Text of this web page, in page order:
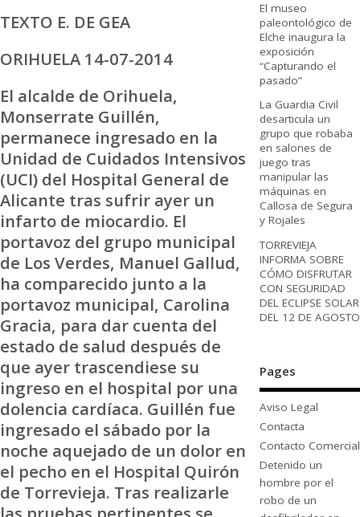
TEXTO E. DE GEA
ORIHUELA 14-07-2014
El alcalde de Orihuela,
Monserrate Guillén,
permanece ingresado en la
Unidad de Cuidados Intensivos
(UCI) del Hospital General de
Alicante tras sufrir ayer un
infarto de miocardio. El
portavoz del grupo municipal
de Los Verdes, Manuel Gallud,
ha comparecido junto a la
portavoz municipal, Carolina
Gracia, para dar cuenta del
estado de salud después de
que ayer trascendiese su
ingreso en el hospital por una
dolencia cardíaca. Guillén fue
ingresado el sábado por la
noche aquejado de un dolor en
el pecho en el Hospital Quirón
de Torrevieja. Tras realizarle
El museo
paleontológico de
Elche inaugura la
exposición
“Capturando el
pasado”
La Guardia Civil
desarticula un
grupo que robaba
en salones de
juego tras
manipular las
máquinas en
Callosa de Segura
y Rojales
TORREVIEJA
INFORMA SOBRE
CÓMO DISFRUTAR
CON SEGURIDAD
DEL ECLIPSE SOLAR
DEL 12 DE AGOSTO
Pages
Aviso Legal
Contacta
Contacto Comercial
Detenido un
hombre por el
robo de un